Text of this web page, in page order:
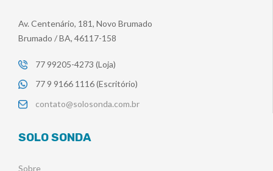
Av. Centenário, 181, Novo Brumado
Brumado / BA, 46117-158
77 99205-4273 (Loja)
77 9 9166 1116 (Escritório)
contato@solosonda.com.br
SOLO SONDA
Sobre